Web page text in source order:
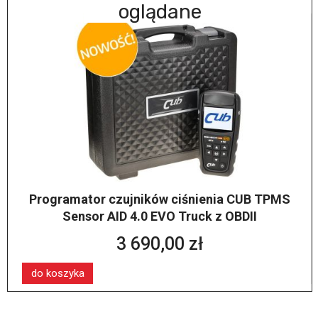
oglądane
Programator czujników ciśnienia CUB TPMS
Sensor AID 4.0 EVO Truck z OBDII
3 690,00 zł
do koszyka